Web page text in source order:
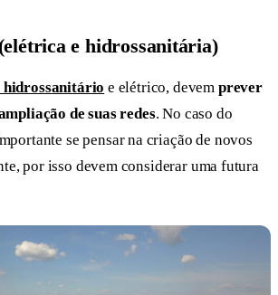
e hidrossanitária)
e elétrico, devem prever
de suas redes. No caso do
se pensar na criação de novos
por isso devem considerar uma futura